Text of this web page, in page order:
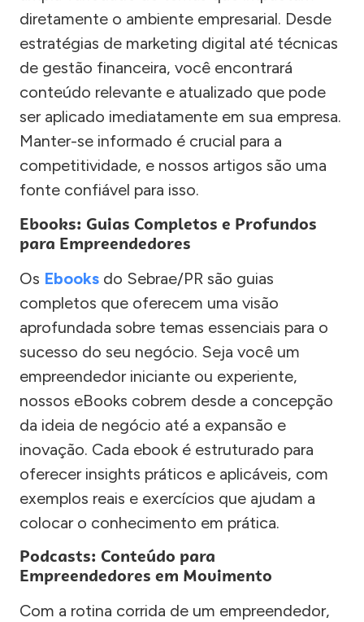
diretamente o ambiente empresarial. Desde
estratégias de marketing digital até técnicas
de gestão financeira, você encontrará
conteúdo relevante e atualizado que pode
ser aplicado imediatamente em sua empresa.
Manter-se informado é crucial para a
competitividade, e nossos artigos são uma
fonte confiável para isso.
Ebooks: Guias Completos e Profundos
para Empreendedores
Os Ebooks do Sebrae/PR são guias
completos que oferecem uma visão
aprofundada sobre temas essenciais para o
sucesso do seu negócio. Seja você um
empreendedor iniciante ou experiente,
nossos eBooks cobrem desde a concepção
da ideia de negócio até a expansão e
inovação. Cada ebook é estruturado para
oferecer insights práticos e aplicáveis, com
exemplos reais e exercícios que ajudam a
colocar o conhecimento em prática.
Podcasts: Conteúdo para
Empreendedores em Movimento
Com a rotina corrida de um empreendedor,